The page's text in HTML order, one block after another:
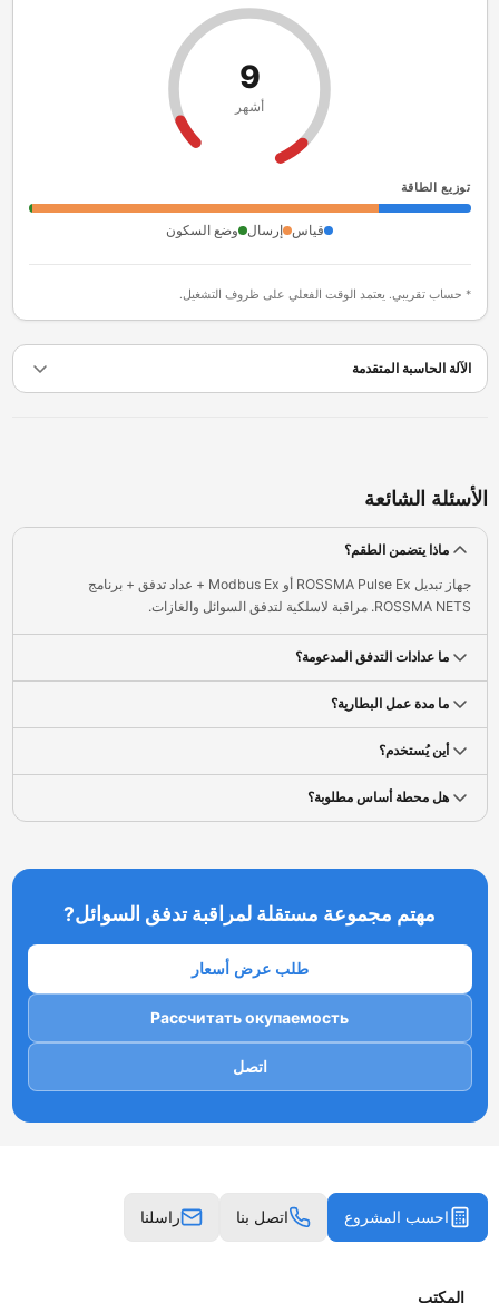
أشهر
توزيع الطاقة
قياس إرسال وضع السكون
* حساب تقريبي. يعتمد الوقت الفعلي على ظروف التشغيل.
الآلة الحاسبة المتقدمة
الشائعة
ماذا يتضمن الطقم؟
جهاز تبديل ROSSMA Pulse Ex أو Modbus Ex + عداد تدفق + برنامج
ROSSMA NETS. مراقبة لاسلكية لتدفق السوائل والغازات.
ما عدادات التدفق المدعومة؟
ما مدة عمل البطارية؟
أين يُستخدم؟
هل محطة أساس مطلوبة؟
مهتم مجموعة مستقلة لمراقبة تدفق السوائل?
طلب عرض أسعار
Рассчитать окупаемость
اتصل
احسب المشروع اتصل بنا راسلنا
المكتب